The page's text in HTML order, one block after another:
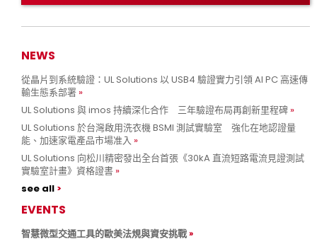
NEWS
從晶片到系統驗證：UL Solutions 以 USB4 驗證實力引領 AI PC 高速傳
輸生態系部署
UL Solutions 與 imos 持續深化合作 三年驗證布局再創新里程碑
UL Solutions 於台灣啟用洗衣機 BSMI 測試實驗室 強化在地認證量
能、加速家電產品市場准入
UL Solutions 向松川精密發出全台首張《30kA 直流短路電流見證測試
實驗室計畫》資格證書
see all
EVENTS
智慧微型交通工具的歐美法規與資安挑戰